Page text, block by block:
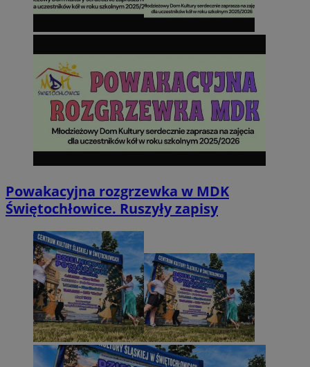
Powakacyjna rozgrzewka w MDK
Świętochłowice. Ruszyły zapisy